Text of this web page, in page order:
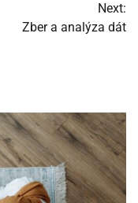
Next:
Zber a analýza dát